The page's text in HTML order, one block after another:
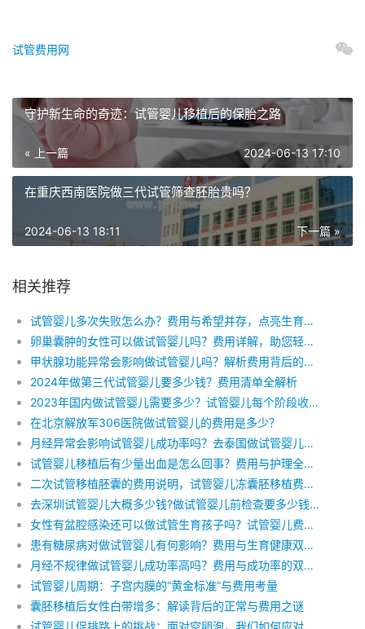
试管费用网
守护新生命的奇迹：试管婴儿移植后的保胎之路
« 上一篇 2024-06-13 17:10
在重庆西南医院做三代试管筛查胚胎贵吗？
下一篇 »
2024-06-13 18:11
相关推荐
试管婴儿多次失败怎么办？费用与希望并存，点亮生育之路
卵巢囊肿的女性可以做试管婴儿吗？费用详解，助您轻松规划
甲状腺功能异常会影响做试管婴儿吗？解析费用背后的健康考量
2024年做第三代试管婴儿要多少钱？费用清单全解析
2023年国内做试管婴儿需要多少？试管婴儿每个阶段收费明细，做试管婴儿省钱小窍门
在北京解放军306医院做试管婴儿的费用是多少？
月经异常会影响试管婴儿成功率吗？去泰国做试管婴儿要花多少钱？
试管婴儿移植后有少量出血是怎么回事？费用与护理全解析
二次试管移植胚囊的费用说明，试管婴儿冻囊胚移植费用多少，一个试管周期要花费哪些费用
去深圳试管婴儿大概多少钱?做试管婴儿前检查要多少钱？做试管婴儿前都需要做什么检查
女性有盆腔感染还可以做试管生育孩子吗？试管婴儿费用明细是怎么样的
患有糖尿病对做试管婴儿有何影响？费用与生育健康双重考量
月经不规律做试管婴儿成功率高吗？费用与成功率的双重解析
试管婴儿周期：子宫内膜的“黄金标准”与费用考量
囊胚移植后女性白带增多：解读背后的正常与费用之谜